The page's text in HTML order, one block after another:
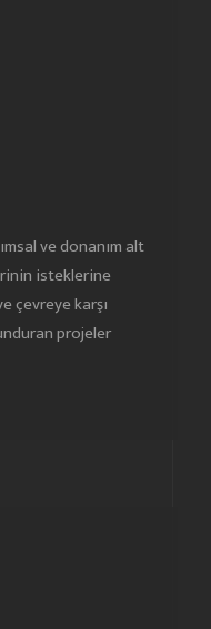
ve donanım alt
isteklerine
çevreye karşı
projeler